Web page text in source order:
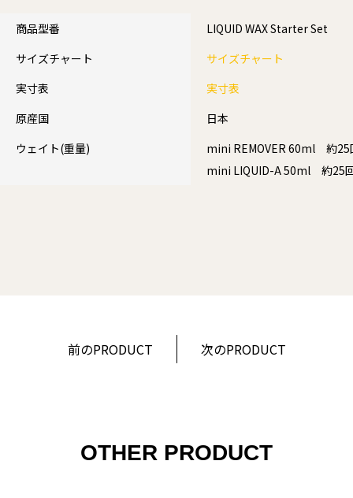
商品型番
LIQUID WAX Starter Set
サイズチャート
サイズチャート
実寸表
実寸表
原産国
日本
ウェイト(重量)
mini REMOVER 60ml 約25
mini LIQUID-A 50ml 約25
前のPRODUCT 次のPRODUCT
OTHER PRODUCT